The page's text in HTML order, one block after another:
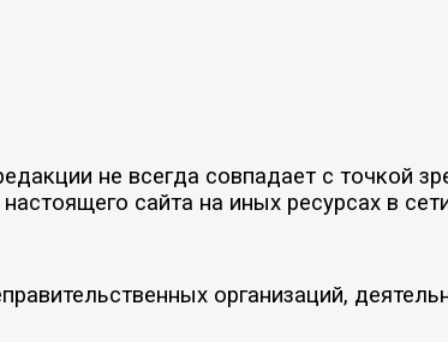
не всегда совпадает с точкой
сайта на иных ресурсах в
организаций,